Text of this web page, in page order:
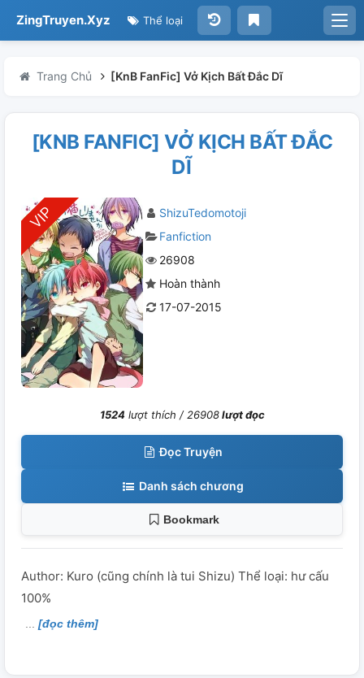
ZingTruyen.Xyz Thể loại
Trang Chủ [KnB FanFic] Vở Kịch Bất Đắc Dĩ
[KNB FANFIC] VỞ KỊCH BẤT ĐẮC
DĨ
ShizuTedomotoji
Fanfiction
26908
Hoàn thành
17-07-2015
1524 lượt thích /26908lượt đọc
Đọc Truyện
Danh sách chương
Bookmark
Author: Kuro (cũng chính là tui Shizu) Thể loại: hư cấu
100%
[đọc thêm]